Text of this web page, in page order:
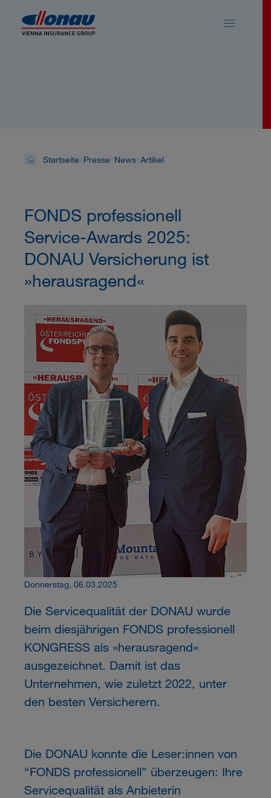
Startseite Presse News Artikel
FONDS professionell
Service-Awards 2025:
DONAU Versicherung ist
»herausragend«
Donnerstag, 06.03.2025
Die Servicequalität der DONAU wurde
beim diesjährigen FONDS professionell
KONGRESS als »herausragend«
ausgezeichnet. Damit ist das
Unternehmen, wie zuletzt 2022, unter
den besten Versicherern.
Die DONAU konnte die Leser:innen von
“FONDS professionell” überzeugen: Ihre
Servicequalität als Anbieterin